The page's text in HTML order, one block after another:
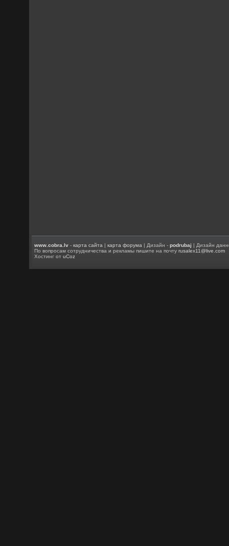
www.cobra.lv -карта сайта |карта форума | Дизайн -podrubaj | Дизайн
По вопросам сотрудничества и рекламы пишите на почтуrusalex11@live.com
Хостинг отuCoz